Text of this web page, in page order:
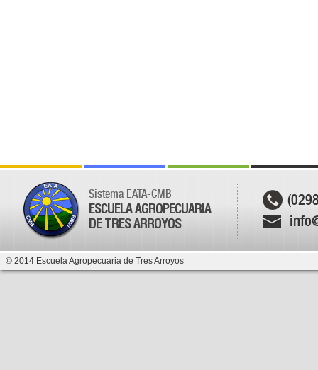
Sistema EATA-CMB
ESCUELA AGROPECUARIA
DE TRES ARROYOS
© 2014 Escuela Agropecuaria de Tres Arroyos